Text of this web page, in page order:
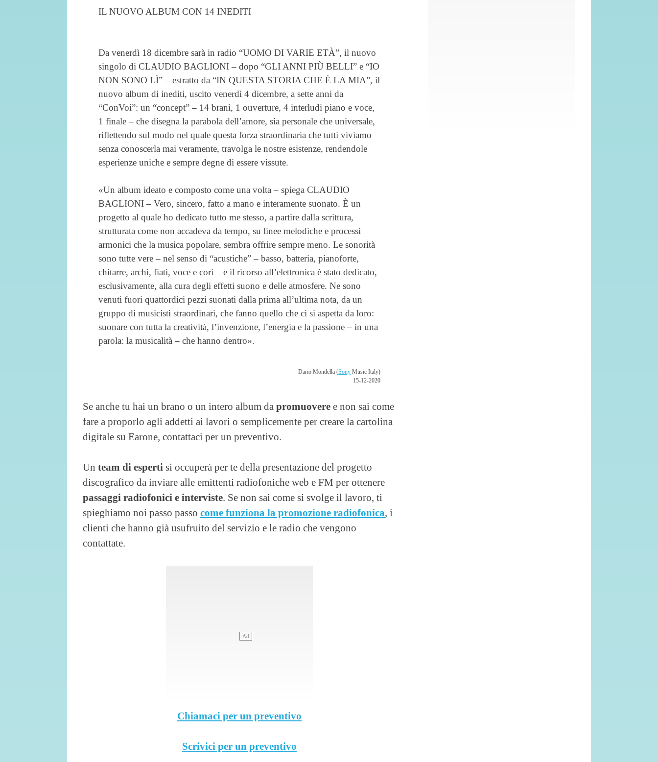
IL NUOVO ALBUM CON 14 INEDITI
Da venerdì 18 dicembre sarà in radio “UOMO DI VARIE ETÀ”, il nuovo
singolo di CLAUDIO BAGLIONI – dopo “GLI ANNI PIÙ BELLI” e “IO
NON SONO LÌ” – estratto da “IN QUESTA STORIA CHE È LA MIA”, il
nuovo album di inediti, uscito venerdì 4 dicembre, a sette anni da
“ConVoi”: un “concept” – 14 brani, 1 ouverture, 4 interludi piano e voce,
1 finale – che disegna la parabola dell’amore, sia personale che universale,
riflettendo sul modo nel quale questa forza straordinaria che tutti viviamo
senza conoscerla mai veramente, travolga le nostre esistenze, rendendole
esperienze uniche e sempre degne di essere vissute.
«Un album ideato e composto come una volta – spiega CLAUDIO
BAGLIONI – Vero, sincero, fatto a mano e interamente suonato. È un
progetto al quale ho dedicato tutto me stesso, a partire dalla scrittura,
strutturata come non accadeva da tempo, su linee melodiche e processi
armonici che la musica popolare, sembra offrire sempre meno. Le sonorità
sono tutte vere – nel senso di “acustiche” – basso, batteria, pianoforte,
chitarre, archi, fiati, voce e cori – e il ricorso all’elettronica è stato dedicato,
esclusivamente, alla cura degli effetti suono e delle atmosfere. Ne sono
venuti fuori quattordici pezzi suonati dalla prima all’ultima nota, da un
gruppo di musicisti straordinari, che fanno quello che ci si aspetta da loro:
suonare con tutta la creatività, l’invenzione, l’energia e la passione – in una
parola: la musicalità – che hanno dentro».
Dario Mondella (Sony Music Italy)
15-12-2020
Se anche tu hai un brano o un intero album da promuovere e non sai come
fare a proporlo agli addetti ai lavori o semplicemente per creare la cartolina
digitale su Earone, contattaci per un preventivo.
Un team di esperti si occuperà per te della presentazione del progetto
discografico da inviare alle emittenti radiofoniche web e FM per ottenere
passaggi radiofonici e interviste. Se non sai come si svolge il lavoro, ti
spieghiamo noi passo passo come funziona la promozione radiofonica, i
clienti che hanno già usufruito del servizio e le radio che vengono
contattate.
Chiamaci per un preventivo
Scrivici per un preventivo